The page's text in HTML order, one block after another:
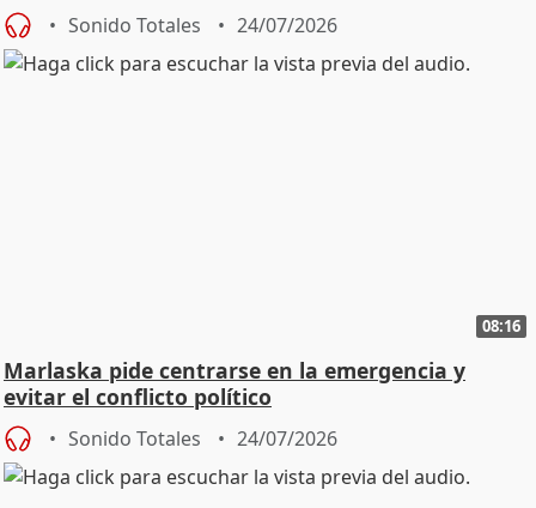
Sonido Totales 24/07/2026
08:16
Marlaska pide centrarse en la emergencia y
evitar el conflicto político
Sonido Totales 24/07/2026